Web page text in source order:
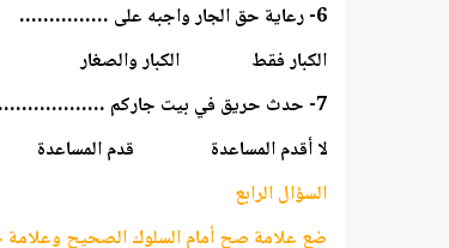
6- رعاية حق الجار واجبه على ……………
الكبار فقط الكبار والصغار
7- حدث حريق في بيت جاركم ………………
لا أقدم المساعدة قدم المساعدة
السؤال الرابع
ضع علامة صح أمام السلوك الصحيح وعلامة